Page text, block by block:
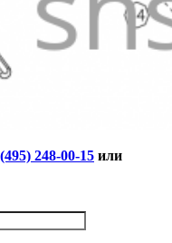
248-00-15 или